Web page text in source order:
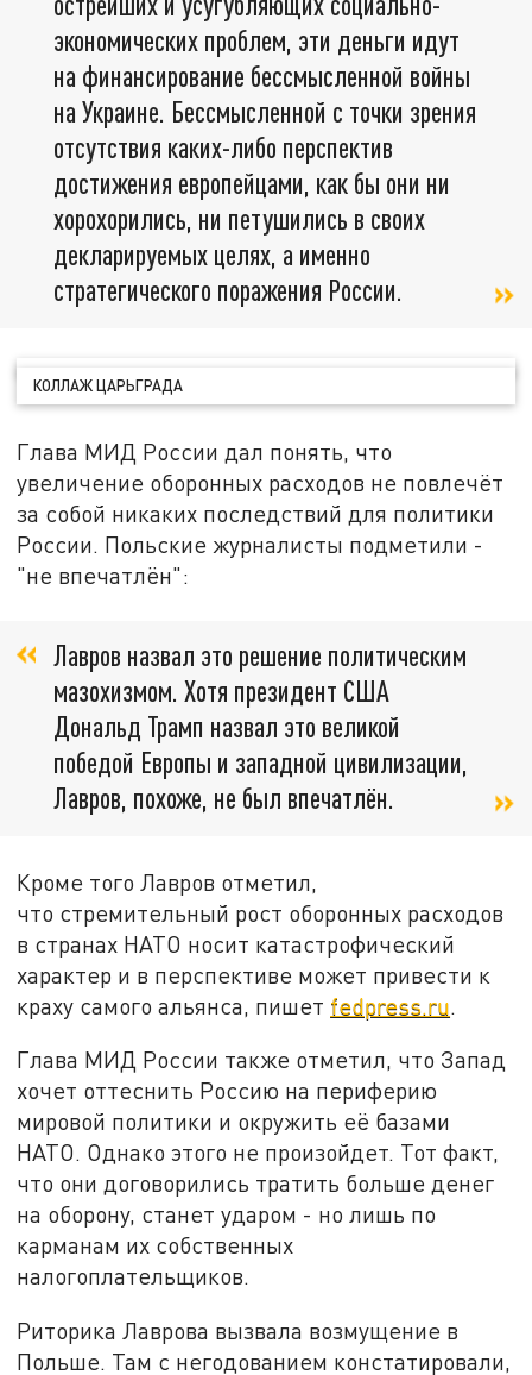
экономических проблем, эти деньги идут
на финансирование бессмысленной войны
на Украине. Бессмысленной с точки зрения
отсутствия каких-либо перспектив
достижения европейцами, как бы они ни
хорохорились, ни петушились в своих
декларируемых целях, а именно
стратегического поражения России.
КОЛЛАЖ ЦАРЬГРАДА
Глава МИД России дал понять, что
увеличение оборонных расходов не повлечёт
за собой никаких последствий для политики
России. Польские журналисты подметили -
"не впечатлён":
Лавров назвал это решение политическим
мазохизмом. Хотя президент США
Дональд Трамп назвал это великой
победой Европы и западной цивилизации,
Лавров, похоже, не был впечатлён.
Кроме того Лавров отметил,
что стремительный рост оборонных расходов
в странах НАТО носит катастрофический
характер и в перспективе может привести к
краху самого альянса, пишет fedpress.ru
Глава МИД России также отметил, что Запад
хочет оттеснить Россию на периферию
мировой политики и окружить её базами
НАТО. Однако этого не произойдет. Тот факт,
что они договорились тратить больше денег
на оборону, станет ударом - но лишь по
карманам их собственных
налогоплательщиков.
Риторика Лаврова вызвала возмущение в
Польше. Там с негодованием констатировали,